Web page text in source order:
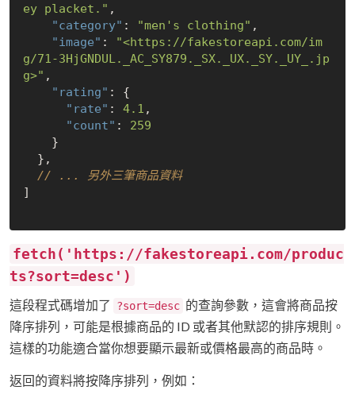
ey placket." ,
"category" : "men's clothing" ,
"image" :
"<https://fakestoreapi.com/im
g/71-3HjGNDUL._AC_SY879._SX._UX._SY._UY_.jp
g>" ,
"rating" : {
"rate" : 4.1 ,
"count" : 259
// ... 另外三筆商品資料
]
fetch('https://fakestoreapi.com/produc
ts?sort=desc')
這段程式碼增加了 ?sort=desc 的查詢參數，這會將商品按
降序排列，可能是根據商品的 ID 或者其他默認的排序規則。
這樣的功能適合當你想要顯示最新或價格最高的商品時。
返回的資料將按降序排列，例如：